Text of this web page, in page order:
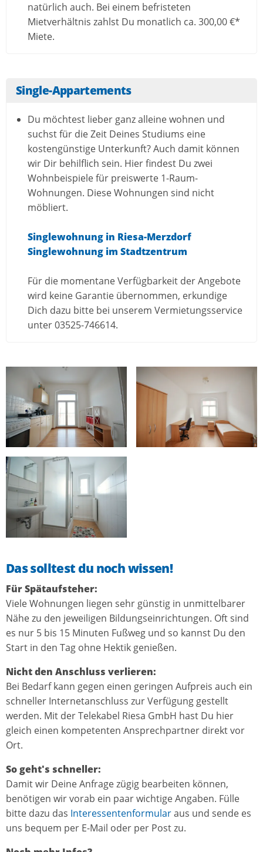
natürlich auch. Bei einem befristeten
Mietverhältnis zahlst Du monatlich ca. 300,00 €*
Miete.
Single-Appartements
Du möchtest lieber ganz alleine wohnen und
suchst für die Zeit Deines Studiums eine
kostengünstige Unterkunft? Auch damit können
wir Dir behilflich sein. Hier findest Du zwei
Wohnbeispiele für preiswerte 1-Raum-
Wohnungen. Diese Wohnungen sind nicht
möbliert.
Singlewohnung in Riesa-Merzdorf
Singlewohnung im Stadtzentrum
Für die momentane Verfügbarkeit der Angebote
wird keine Garantie übernommen, erkundige
Dich dazu bitte bei unserem Vermietungsservice
unter 03525-746614.
Das solltest du noch wissen!
Für Spätaufsteher:
Viele Wohnungen liegen sehr günstig in unmittelbarer
Nähe zu den jeweiligen Bildungseinrichtungen. Oft sind
es nur 5 bis 15 Minuten Fußweg und so kannst Du den
Start in den Tag ohne Hektik genießen.
Nicht den Anschluss verlieren:
Bei Bedarf kann gegen einen geringen Aufpreis auch ein
schneller Internetanschluss zur Verfügung gestellt
werden. Mit der Telekabel Riesa GmbH hast Du hier
gleich einen kompetenten Ansprechpartner direkt vor
Ort.
So geht's schneller:
Damit wir Deine Anfrage zügig bearbeiten können,
benötigen wir vorab ein paar wichtige Angaben. Fülle
bitte dazu das Interessentenformularaus und sende es
uns bequem per E-Mail oder per Post zu.